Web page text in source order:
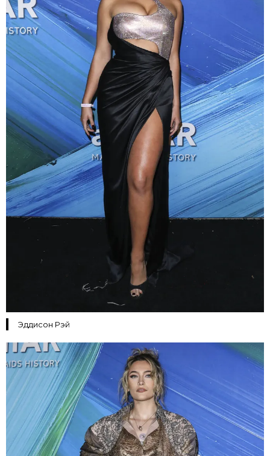
Эддисон Рэй